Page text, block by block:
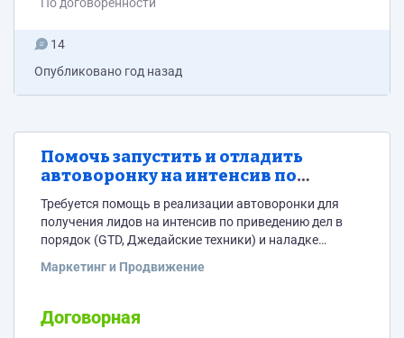
14
Опубликовано год назад
Помочь запустить и отладить
автоворонку на интенсив по
организации дел
Требуется помощь в реализации автоворонки для
получения лидов на интенсив по приведению дел в
порядок (GTD, Джедайские техники) и наладке
управления, которая идет в подарок к этому курсу и
есть: -Понимание болей клиента -Лендинг(требует
доработки с маркетинговой точки зрения)
Маркетинг и Продвижение
Договорная